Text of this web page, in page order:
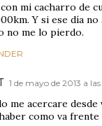
mi cacharro de
Y si ese día
no me lo pierdo.
1 de mayo de 2013 a
me acercare desde
como va frente